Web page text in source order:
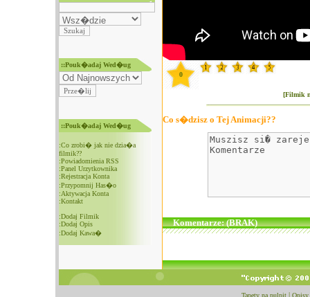
::Pouk�adaj Wed�ug
::Pouk�adaj Wed�ug
:Co zrobi� jak nie dzia�a
filmik??
:Powiadomienia RSS
:Panel Urzytkownika
:Rejestracja Konta
:Przypomnij Has�o
:Aktywacja Konta
:Kontakt
:Dodaj Filmik
:Dodaj Opis
:Dodaj Kawa�
0
[Filmik
Co s�dzisz o Tej Animacji??
Komentarze: (BRAK)
Tapety na pulpit
Opisy